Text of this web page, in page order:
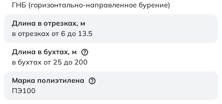
ГНБ (горизонтально-направленное бурение)
Длина в отрезках, м
в отрезках от 6 до 13.5
Длина в бухтах, м
в бухтах от 25 до 200
Марка полиэтилена
ПЭ100